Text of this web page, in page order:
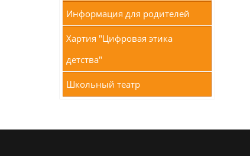
Информация для родителей
Хартия "Цифровая этика
детства"
Школьный театр